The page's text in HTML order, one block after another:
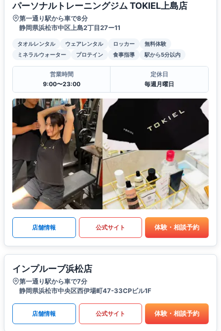
パーソナルトレーニングジム TOKIEL上島店
第一通り駅から車で8分
静岡県浜松市中区上島2丁目27ー11
タオルレンタル ウェアレンタル ロッカー
無料体験
ミネラルウォーター
プロテイン 食事指導 駅から5分以内
営業時間
9:00〜23:00
定休日
毎週月曜日
店舗情報 公式サイト 体験・相談予約
インプルーブ浜松店
第一通り駅から車で7分
静岡県浜松市中央区西伊場町47-33CPビル1F
店舗情報 公式サイト 体験・相談予約